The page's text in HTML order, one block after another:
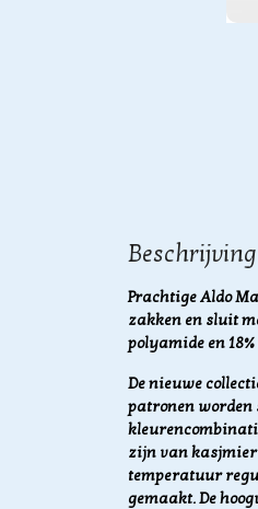
Beschrijving
Prachtige Aldo
zakken en sluit
polyamide en
De nieuwe
patronen worden
zijn van
temperatuur
gemaakt.De